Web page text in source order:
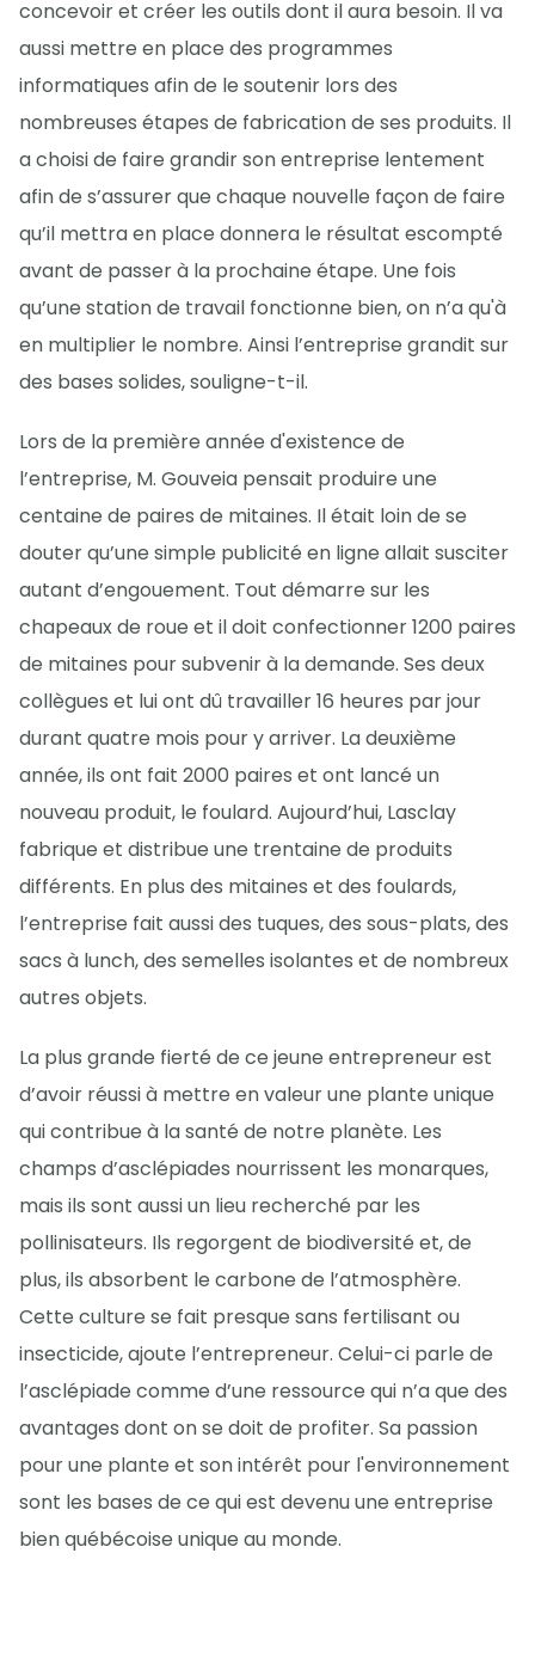
concevoir et créer les outils dont il aura besoin. Il va
aussi mettre en place des programmes
informatiques afin de le soutenir lors des
nombreuses étapes de fabrication de ses produits. Il
a choisi de faire grandir son entreprise lentement
afin de s’assurer que chaque nouvelle façon de faire
qu’il mettra en place donnera le résultat escompté
avant de passer à la prochaine étape. Une fois
qu’une station de travail fonctionne bien, on n’a qu'à
en multiplier le nombre. Ainsi l’entreprise grandit sur
des bases solides, souligne-t-il.
Lors de la première année d'existence de
l’entreprise, M. Gouveia pensait produire une
centaine de paires de mitaines. Il était loin de se
douter qu’une simple publicité en ligne allait susciter
autant d’engouement. Tout démarre sur les
chapeaux de roue et il doit confectionner 1200 paires
de mitaines pour subvenir à la demande. Ses deux
collègues et lui ont dû travailler 16 heures par jour
durant quatre mois pour y arriver. La deuxième
année, ils ont fait 2000 paires et ont lancé un
nouveau produit, le foulard. Aujourd’hui, Lasclay
fabrique et distribue une trentaine de produits
différents. En plus des mitaines et des foulards,
l’entreprise fait aussi des tuques, des sous-plats, des
sacs à lunch, des semelles isolantes et de nombreux
autres objets.
La plus grande fierté de ce jeune entrepreneur est
d’avoir réussi à mettre en valeur une plante unique
qui contribue à la santé de notre planète. Les
champs d’asclépiades nourrissent les monarques,
mais ils sont aussi un lieu recherché par les
pollinisateurs. Ils regorgent de biodiversité et, de
plus, ils absorbent le carbone de l’atmosphère.
Cette culture se fait presque sans fertilisant ou
insecticide, ajoute l’entrepreneur. Celui-ci parle de
l’asclépiade comme d’une ressource qui n’a que des
avantages dont on se doit de profiter. Sa passion
pour une plante et son intérêt pour l'environnement
sont les bases de ce qui est devenu une entreprise
bien québécoise unique au monde.